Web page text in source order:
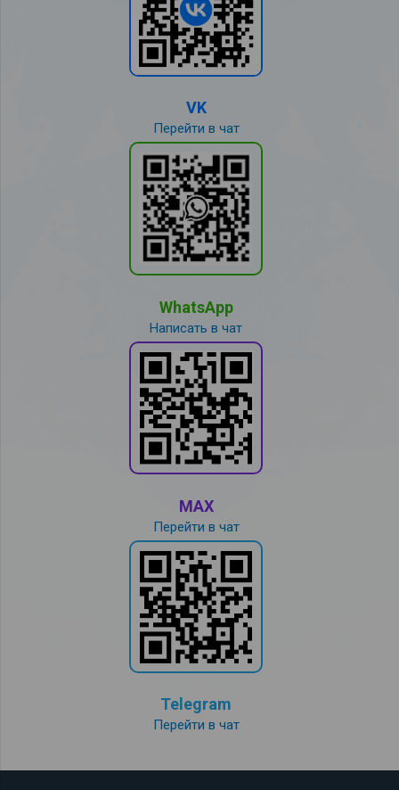
VK
Перейти в чат
WhatsApp
Написать в чат
MAX
Перейти в чат
Telegram
Перейти в чат